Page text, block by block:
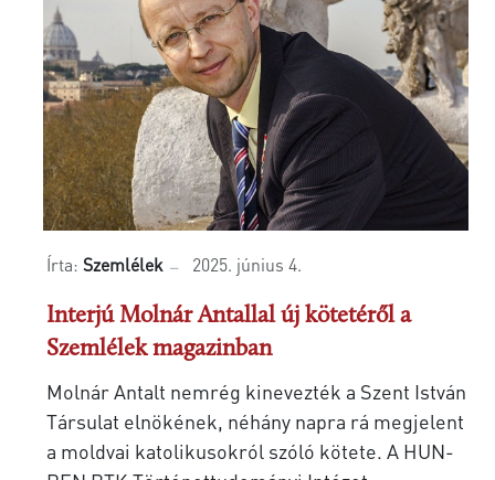
Írta: Szemlélek 2025. június 4.
Interjú Molnár Antallal új kötetéről a
Szemlélek magazinban
Molnár Antalt nemrég kinevezték a Szent István
Társulat elnökének, néhány napra rá megjelent
a moldvai katolikusokról szóló kötete. A HUN-